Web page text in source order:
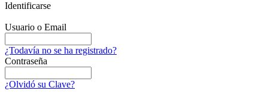
Identificarse
Usuario o Email
¿Todavía no se ha registrado?
Contraseña
¿Olvidó su Clave?